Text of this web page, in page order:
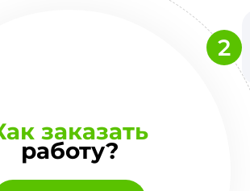
заказать
работу?
2